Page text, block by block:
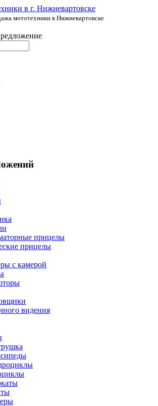
мототехники в Нижневартовске
прицелы
прицелы
с камерой
видения